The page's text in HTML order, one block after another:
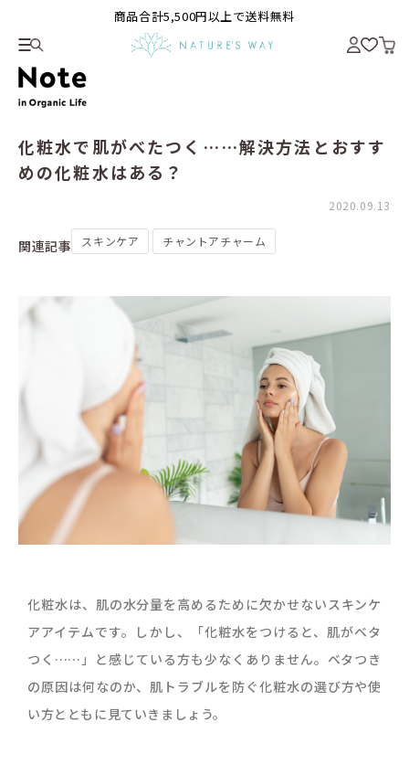
商品合計5,500円以上で送料無料
化粧水で肌がべたつく……解決方法とおすす
めの化粧水はある？
2020.09.13
関連記事 スキンケア チャントアチャーム
化粧水は、肌の水分量を高めるために欠かせないスキンケ
アアイテムです。しかし、「化粧水をつけると、肌がベタ
つく……」と感じている方も少なくありません。ベタつき
の原因は何なのか、肌トラブルを防ぐ化粧水の選び方や使
い方とともに見ていきましょう。